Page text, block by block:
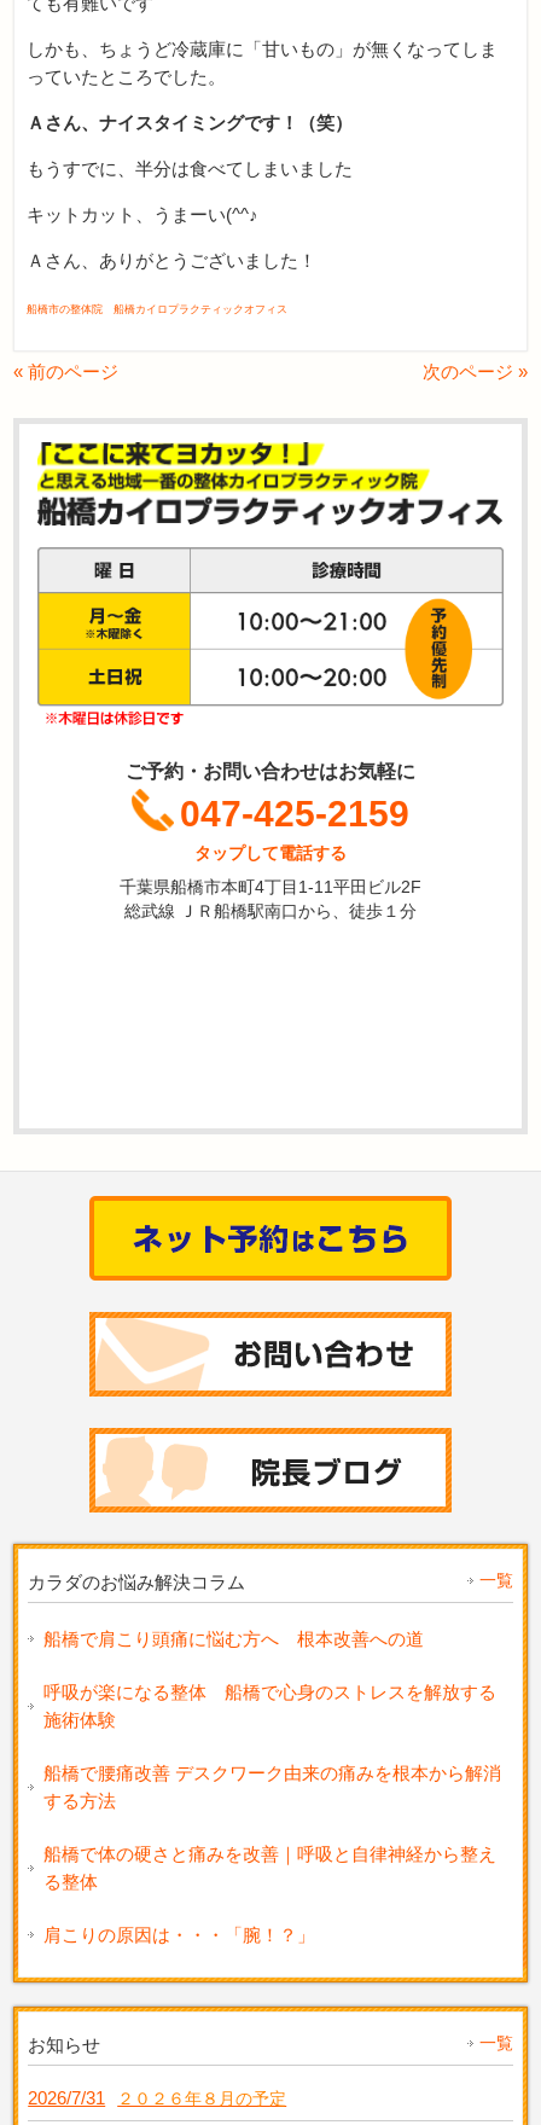
しかも、ちょうど冷蔵庫に「甘いもの」が無くなってしま
っていたところでした。
Ａさん、ナイスタイミングです！（笑）
もうすでに、半分は食べてしまいました
キットカット、うまーい(^^♪
Ａさん、ありがとうございました！
船橋市の整体院 船橋カイロプラクティックオフィス
« 前のページ 次のページ »
ご予約・お問い合わせはお気軽に
047-425-2159
タップして電話する
千葉県船橋市本町4丁目1-11平田ビル2F
総武線 ＪＲ船橋駅南口から、徒歩１分
カラダのお悩み解決コラム 一覧
船橋で肩こり頭痛に悩む方へ 根本改善への道
呼吸が楽になる整体 船橋で心身のストレスを解放する
施術体験
船橋で腰痛改善 デスクワーク由来の痛みを根本から解消
する方法
船橋で体の硬さと痛みを改善｜呼吸と自律神経から整え
る整体
肩こりの原因は・・・「腕！？」
お知らせ 一覧
2026/7/31 ２０２６年８月の予定